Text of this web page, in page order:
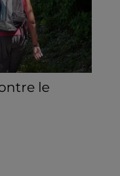
le